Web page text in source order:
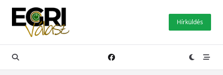
Skip
content
Hírküldés